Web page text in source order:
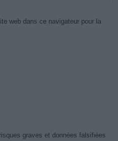
web dans ce navigateur pour la
graves et données falsifiées